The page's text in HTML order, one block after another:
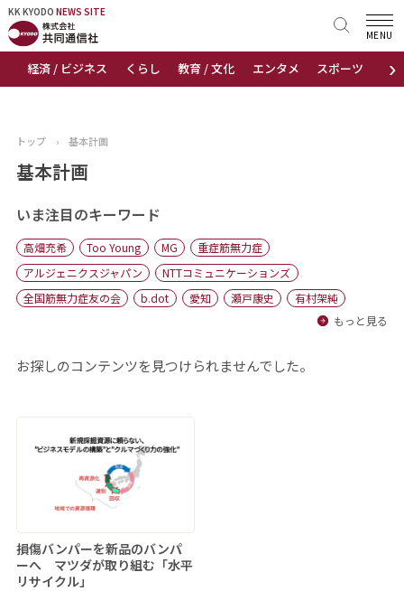
KK KYODO NEWS SITE
›
経済 / ビジネス くらし 教育 / 文化 エンタメ スポーツ 地域
MENU
KK KYODONEWS SITE
トップページ
ニュース
おすすめコンテンツ
出版物
会社概要
トップ › 基本計画
基本計画
いま注目のキーワード
高畑充希 Too Young MG
重症筋無力症
アルジェニクスジャパン
NTTコミュニケーションズ
全国筋無力症友の会
b.dot 愛知 瀬戸康史
有村架純
もっと見る
お探しのコンテンツを見つけられませんでした。
損傷バンパーを新品のバンパ
ーへ マツダが取り組む「水平
リサイクル」